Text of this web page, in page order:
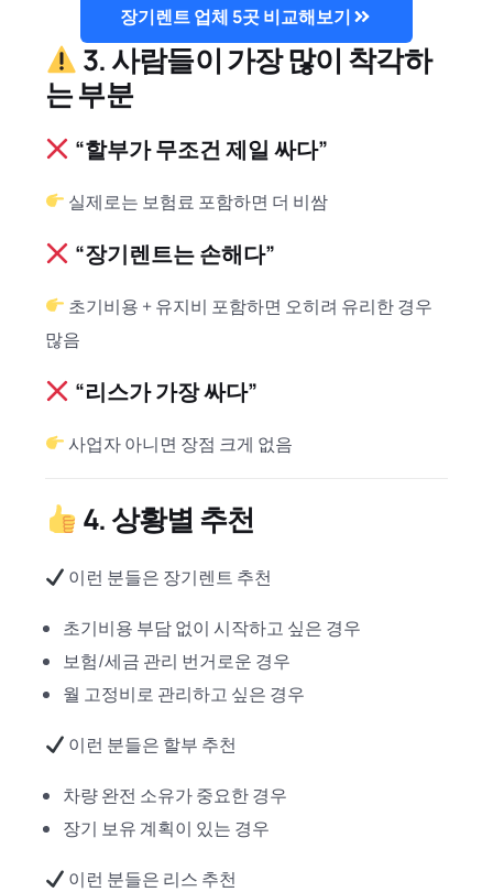
장기렌트 업체 5곳 비교해보기
3. 사람들이 가장 많이 착각하
는 부분
“할부가 무조건 제일 싸다”
실제로는 보험료 포함하면 더 비쌈
“장기렌트는 손해다”
초기비용 + 유지비 포함하면 오히려 유리한 경우
많음
“리스가 가장 싸다”
사업자 아니면 장점 크게 없음
4. 상황별 추천
이런 분들은 장기렌트 추천
초기비용 부담 없이 시작하고 싶은 경우
보험/세금 관리 번거로운 경우
월 고정비로 관리하고 싶은 경우
이런 분들은 할부 추천
차량 완전 소유가 중요한 경우
장기 보유 계획이 있는 경우
이런 분들은 리스 추천